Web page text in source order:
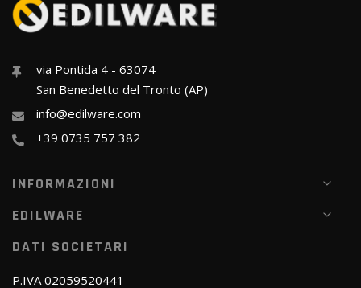
via Pontida 4 - 63074
San Benedetto del Tronto (AP)
info@edilware.com
+39 0735 757 382
INFORMAZIONI
EDILWARE
DATI SOCIETARI
P.IVA 02059520441